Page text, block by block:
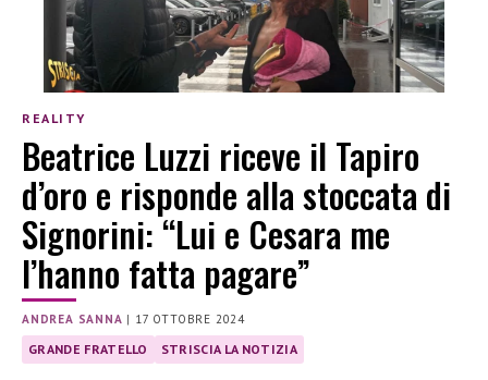
REALITY
Beatrice Luzzi riceve il Tapiro
d’oro e risponde alla stoccata di
Signorini: “Lui e Cesara me
l’hanno fatta pagare”
ANDREA SANNA | 17 OTTOBRE 2024
GRANDE FRATELLO STRISCIA LA NOTIZIA